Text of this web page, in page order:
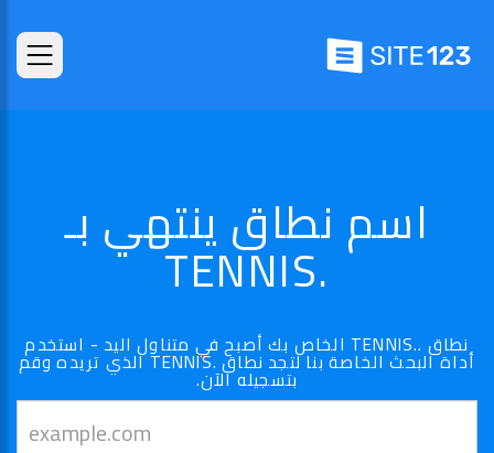
اسم نطاق ينتهي بـ
.TENNIS
نطاق ..TENNIS الخاص بك أصبح في متناول اليد - استخدم
أداة البحث الخاصة بنا لتجد نطاق .TENNIS الذي تريده وقم
بتسجيله الآن.